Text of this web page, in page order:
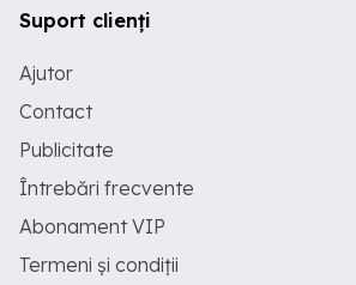
Suport clienți
Ajutor
Contact
Publicitate
Întrebări frecvente
Abonament VIP
Termeni și condiții